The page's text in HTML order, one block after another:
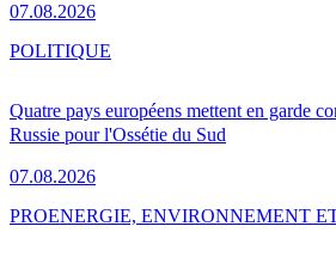
07.08.2026
Quatre pays européens mettent en garde
Russie pour l'Ossétie du Sud
07.08.2026
POLITIQUE
PROENERGIE, ENVIRONNEMENT